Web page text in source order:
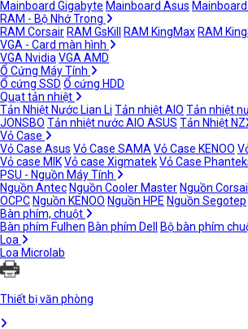
Mainboard Gigabyte Mainboard Asus Mainboard
RAM - Bộ Nhớ Trong
RAM Corsair RAM GsKill RAM KingMax RAM
VGA - Card màn hình
VGA Nvidia VGA AMD
Ổ Cứng Máy Tính
Ổ cứng SSD Ổ cứng HDD
Quạt tản nhiệt
Tản Nhiệt Nước Lian Li Tản nhiệt AIO Tản nhiệt
JONSBO Tản nhiệt nước AIO ASUS Tản Nhiệt
Vỏ Case
Vỏ Case Asus Vỏ Case SAMA Vỏ Case KENOO
Vỏ case MIKVỏ case XigmatekVỏ Case
PSU - Nguồn Máy Tính
Nguồn Antec Nguồn Cooler Master Nguồn
OCPC Nguồn KENOO Nguồn HPE Nguồn Segotep
Bàn phím, chuột
Bàn phím Fulhen Bàn phím Dell Bộ bàn phím
Loa
Loa Microlab
Thiết bị văn phòng